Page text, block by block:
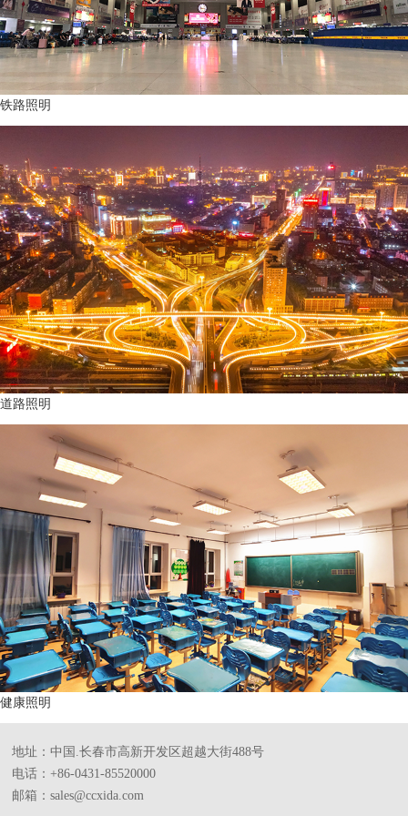
铁路照明
道路照明
健康照明
地址：中国.长春市高新开发区超越大街488号
电话：+86-0431-85520000
邮箱：sales@ccxida.com